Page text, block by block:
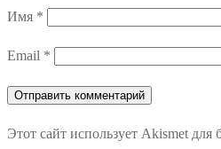
Имя *
Email *
Этот сайт использует Akismet для